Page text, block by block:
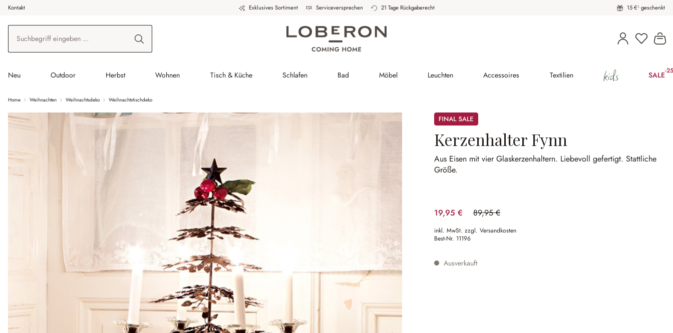
Hauptinhalt springen
Zur Suche springen
Zur Hauptnavigation springen
Kontakt Exklusives Sortiment Serviceversprechen 21 Tage Rückgaberecht 15 €¹ geschenkt
Du hast
Neu Outdoor Herbst Wohnen Tisch & Küche Schlafen Bad Möbel Leuchten Accessoires Textilien kids SALE-
Home Weihnachten Weihnachtsdeko Weihnachtstischdeko
Sale
Kerzenhalter Fynn
Aus Eisen mit vier Glaskerzenhaltern. Liebevoll gefertigt.Stattliche
Größe.
19,95 € 89,95 €
(77.82% gespart)
inkl. MwSt. zzgl. Versandkosten
Best-Nr. 11196
Ausverkauft